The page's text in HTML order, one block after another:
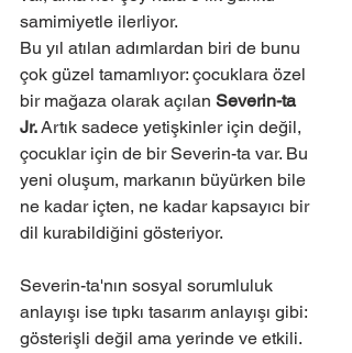
samimiyetle ilerliyor.
Bu yıl atılan adımlardan biri de bunu
çok güzel tamamlıyor: çocuklara özel
bir mağaza olarak açılan Severin-ta
Jr. Artık sadece yetişkinler için değil,
çocuklar için de bir Severin-ta var. Bu
yeni oluşum, markanın büyürken bile
ne kadar içten, ne kadar kapsayıcı bir
dil kurabildiğini gösteriyor.
Severin-ta'nın sosyal sorumluluk
anlayışı ise tıpkı tasarım anlayışı gibi:
gösterişli değil ama yerinde ve etkili.